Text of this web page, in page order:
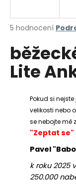
Průměrné
produktu
je
5,0
5 hodnocení
Lite
Pokud si
velikosti nebo
se nebojte mě
"Zeptat se"
Pavel
k roku 2025
250.000
j
t
?